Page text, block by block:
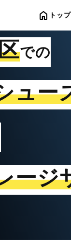
home トップ
での
ュー
ージ